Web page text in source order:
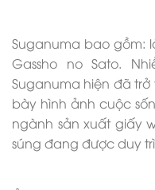
Suganuma bao gồm:
Gassho no Sato.
Suganuma hiện đã
bày hình ảnh cuộc
ngành sản xuất giấy
súng đang được duy